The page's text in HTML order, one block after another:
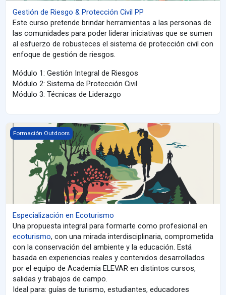
Gestión de Riesgo & Protección Civil PP
Este curso pretende brindar herramientas a las personas de
las comunidades para poder liderar iniciativas que se sumen
al esfuerzo de robusteces el sistema de protección civil con
enfoque de gestión de riesgos.
Módulo 1: Gestión Integral de Riesgos
Módulo 2: Sistema de Protección Civil
Módulo 3: Técnicas de Liderazgo
Especialización en Ecoturismo
Formación Outdoors
Especialización en Ecoturismo
Una propuesta integral para formarte como profesional en
ecoturismo, con una mirada interdisciplinaria, comprometida
con la conservación del ambiente y la educación. Está
basada en experiencias reales y contenidos desarrollados
por el equipo de Academia ELEVAR en distintos cursos,
salidas y trabajos de campo.
Ideal para: guías de turismo, estudiantes, educadores